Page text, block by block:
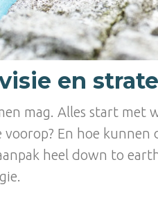
en
mag. Alles start met
voorop? En hoe
heel down to